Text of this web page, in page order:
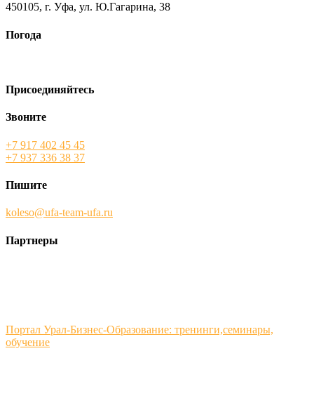
450105, г. Уфа, ул. Ю.Гагарина, 38
Погода
Присоединяйтесь
Звоните
+7 917 402 45 45
+7 937 336 38 37
Пишите
koleso@ufa-team-ufa.ru
Партнеры
Портал Урал-Бизнес-Образование: тренинги,семинары,
обучение